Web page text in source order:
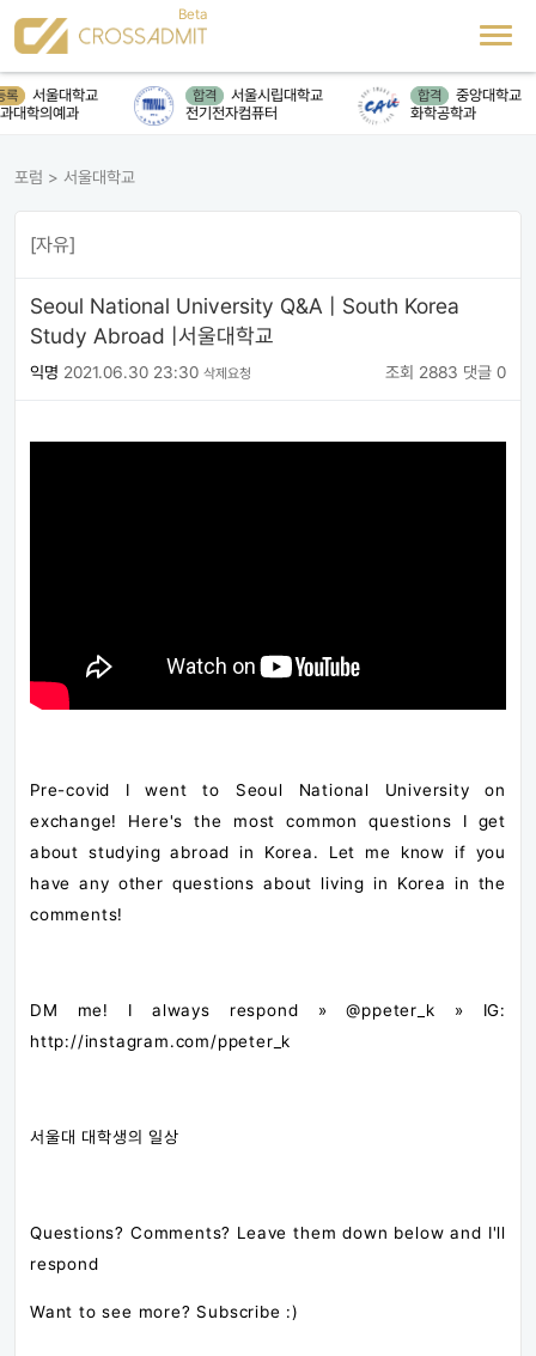
서울대학교
대학의예과
합격
서울시립대학교
전기전자컴퓨터
합격
중앙대학교
화학공학과
포럼 > 서울대학교
[자유]
Seoul National University Q&A | South Korea
Study Abroad |서울대학교
익명 2021.06.30 23:30 삭제요청 조회 2883 댓글 0
Pre-covid I went to Seoul National University on
exchange! Here's the most common questions I get
about studying abroad in Korea. Let me know if you
have any other questions about living in Korea in the
comments!
DM me! I always respond » @ppeter_k » IG:
http://instagram.com/ppeter_k
서울대 대학생의 일상
Questions? Comments? Leave them down below and I'll
respond
Want to see more? Subscribe :)